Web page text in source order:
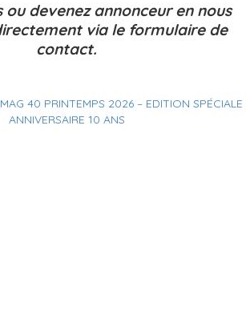
ou devenez annonceur en nous
via le formulaire de
contact.
40 PRINTEMPS 2026 – EDITION SPÉCIALE
ANNIVERSAIRE 10 ANS